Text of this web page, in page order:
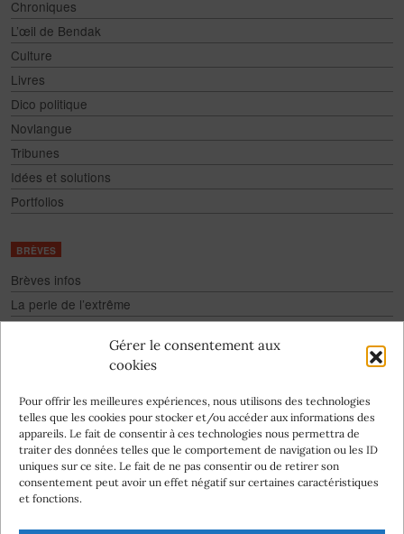
Gérer le consentement aux
cookies
Pour offrir les meilleures expériences, nous utilisons des technologies
telles que les cookies pour stocker et/ou accéder aux informations des
appareils. Le fait de consentir à ces technologies nous permettra de
traiter des données telles que le comportement de navigation ou les ID
uniques sur ce site. Le fait de ne pas consentir ou de retirer son
consentement peut avoir un effet négatif sur certaines caractéristiques
et fonctions.
Chroniques
L’œil de Bendak
Culture
Livres
Dico politique
Novlangue
Tribunes
Idées et solutions
Portfolios
BRÈVES
Brèves infos
La perle de l’extrême
Fake
Culture pour tous
Abonnez-vous